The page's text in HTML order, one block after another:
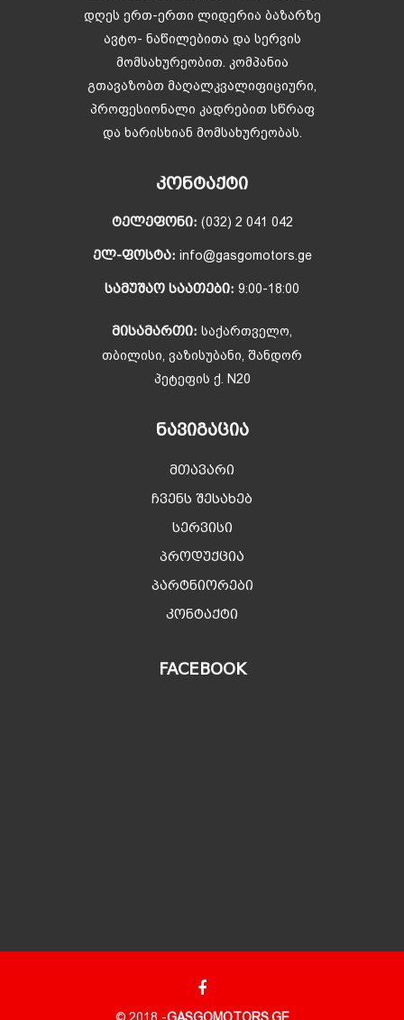
დღეს ერთ-ერთი ლიდერია ბაზარზე
ავტო- ნაწილებითა და სერვის
მომსახურეობით. კომპანია
გთავაზობთ მაღალკვალიფიციური,
პროფესიონალი კადრებით სწრაფ
და ხარისხიან მომსახურეობას.
ᲙᲝᲜᲢᲐᲥᲢᲘ
ᲢᲔᲚᲔᲤᲝᲜᲘ: (032) 2 041 042
ᲔᲚ-ᲤᲝᲡᲢᲐ: info@gasgomotors.ge
ᲡᲐᲛᲣᲨᲐᲝ ᲡᲐᲐᲗᲔᲑᲘ: 9:00-18:00
ᲛᲘᲡᲐᲛᲐᲠᲗᲘ: საქართველო,
თბილისი, ვაზისუბანი, შანდორ
პეტეფის ქ. N20
ᲜᲐᲕᲘᲒᲐᲪᲘᲐ
მთავარი
ჩვენს შესახებ
სერვისი
პროდუქცია
პარტნიორები
კონტაქტი
FACEBOOK